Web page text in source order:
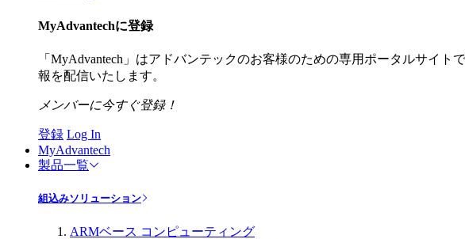
MyAdvantechに登録
「MyAdvantech」はアドバンテックのお客様のための専用ポータルサイ
報を配信いたします。
メンバーに今すぐ登録！
登録 Log In
MyAdvantech
製品一覧
組込みソリューション
ARMベース コンピューティング